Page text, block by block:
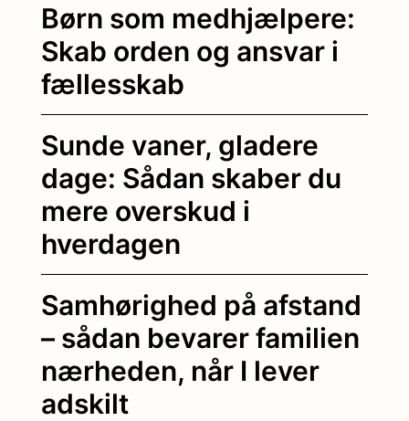
Børn som medhjælpere:
Skab orden og ansvar i
fællesskab
Sunde vaner, gladere
dage: Sådan skaber du
mere overskud i
hverdagen
Samhørighed på afstand
– sådan bevarer familien
nærheden, når I lever
adskilt